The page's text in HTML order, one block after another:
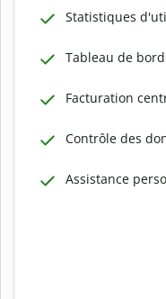
Statistiques
Tableau de
Facturation
Contrôle des
Assistance